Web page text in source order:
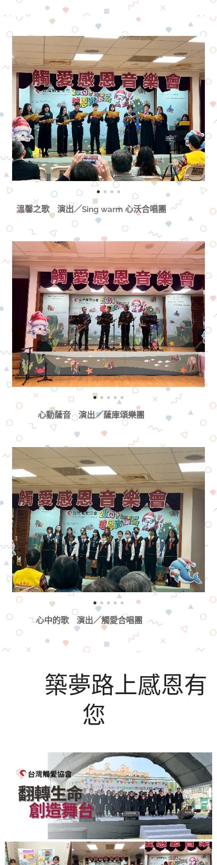
溫馨之歌 演出／Sing warm 心沃合唱團
心動薩音 演出／薩庫頌樂團
心中的歌 演出／觸愛合唱團
築夢路上感恩有
您